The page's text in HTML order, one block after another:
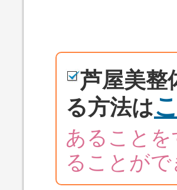
芦屋美整
る方法は
あること
ることが